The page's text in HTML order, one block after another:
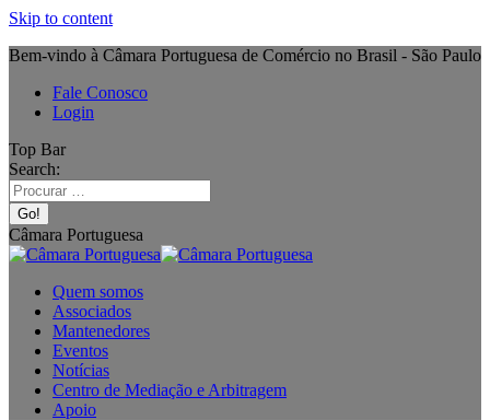
Skip to content
Bem-vindo à Câmara Portuguesa de Comércio no Brasil - São Paulo
Fale Conosco
Login
Top Bar
Search:
Câmara Portuguesa
Quem somos
Associados
Mantenedores
Eventos
Notícias
Centro de Mediação e Arbitragem
Apoio